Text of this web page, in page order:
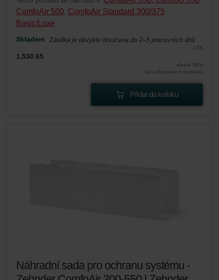
ComfoAir 500, ComfoAir Standard 300/375
Basic/Luxe
Skladem Zásilka je obvykle doručena do 2–5 pracovních dnů
CZK
1,530.65
včetně DPH
bez přepravních poplatků
Přidat do košíku
Náhradní sada pro ochranu systému -